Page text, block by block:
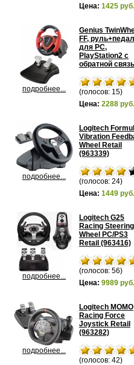
Цена: 1425 руб.
подробнее...
Genius
FF,
для PC,
PlayStation2 с
обратной
(голосов: 15)
Цена: 2288 руб.
подробнее...
Logitech
Vibration
Wheel Retail
(963339)
(голосов: 24)
Цена: 1449 руб.
подробнее...
Logitech G25
Racing Steering
Wheel PC/PS3
Retail (963416)
(голосов: 56)
Цена: 9989 руб.
подробнее...
Logitech MOMO
Racing Force
Joystick Retail
(963282)
(голосов: 42)